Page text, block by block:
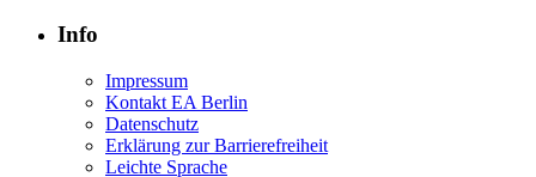
Info
Impressum
Kontakt EA Berlin
Datenschutz
Erklärung zur Barrierefreiheit
Leichte Sprache